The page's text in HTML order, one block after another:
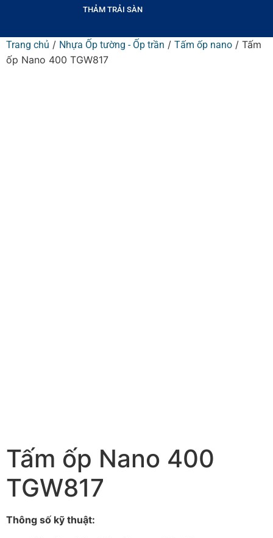
THẢM TRẢI SÀN
Trang chủ / Nhựa Ốp tường - Ốp trần / Tấm ốp nano / Tấm
ốp Nano 400 TGW817
Tấm ốp Nano 400
TGW817
Thông số kỹ thuật: